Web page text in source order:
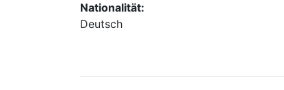
Nationalität:
Deutsch